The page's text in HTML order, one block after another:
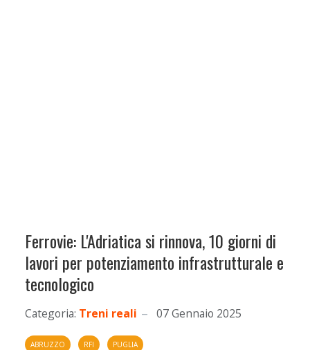
Ferrovie: L'Adriatica si rinnova, 10 giorni di
lavori per potenziamento infrastrutturale e
tecnologico
Categoria: Treni reali 07 Gennaio 2025
ABRUZZO RFI PUGLIA